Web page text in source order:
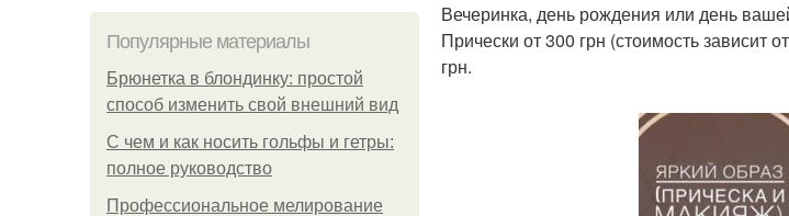
Популярные материалы
Брюнетка в блондинку: простой
способ изменить свой внешний вид
С чем и как носить гольфы и гетры:
полное руководство
Профессиональное мелирование
Вечеринка, день рождения или день
Прически от 300 грн (стоимость зависит
грн.